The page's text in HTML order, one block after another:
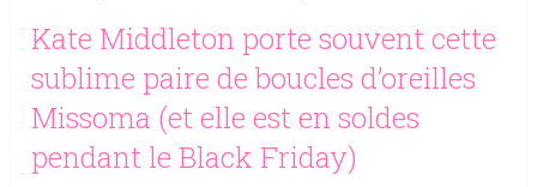
Kate Middleton porte souvent cette
sublime paire de boucles d’oreilles
Missoma (et elle est en soldes
pendant le Black Friday)